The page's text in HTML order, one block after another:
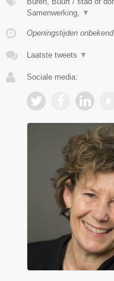
Samenwerking,
▼
Openingstijden onbekend
Laatste tweets ▼
Sociale media: